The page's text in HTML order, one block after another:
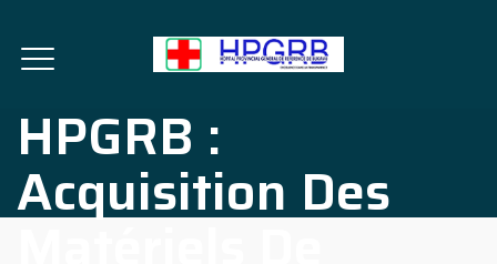
HPGRB :
Acquisition Des